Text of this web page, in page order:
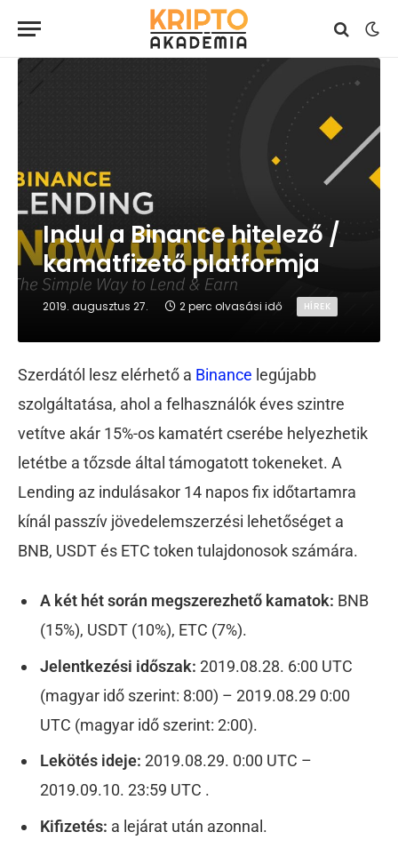
Indul a Binance hitelező /
kamatfizető platformja
2019. augusztus 27. 2 perc olvasási idő HÍREK
Szerdától lesz elérhető a Binance legújabb
szolgáltatása, ahol a felhasználók éves szintre
vetítve akár 15%-os kamatért cserébe helyezhetik
letétbe a tőzsde által támogatott tokeneket. A
Lending az indulásakor 14 napos fix időtartamra
kínál passzív jövedelemszerzési lehetőséget a
BNB, USDT és ETC token tulajdonosok számára.
A két hét során megszerezhető kamatok: BNB
(15%), USDT (10%), ETC (7%).
Jelentkezési időszak: 2019.08.28. 6:00 UTC
(magyar idő szerint: 8:00) – 2019.08.29 0:00
UTC (magyar idő szerint: 2:00).
Lekötés ideje: 2019.08.29. 0:00 UTC –
2019.09.10. 23:59 UTC .
Kifizetés: a lejárat után azonnal.